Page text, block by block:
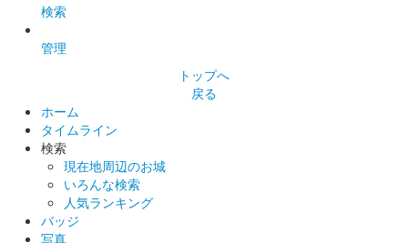
検索
管理
トップへ
戻る
ホーム
タイムライン
検索
現在地周辺のお城
いろんな検索
人気ランキング
バッジ
写真